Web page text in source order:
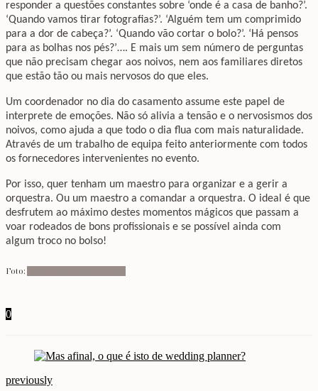
responder a questões constantes sobre ‘onde é a casa de banho?’.
‘Quando vamos tirar fotografias?’. ‘Alguém tem um comprimido
para a dor de cabeça?’. ‘Quando vão cortar o bolo?’. ‘Há pensos
para as bolhas nos pés?’…. E mais um sem número de perguntas
que não precisam chegar aos noivos, nem aos familiares diretos
que estão tão ou mais nervosos do que eles.
Um coordenador no dia do casamento assume este papel de
interprete de emoções. Não só alivia a tensão e o nervosismos dos
noivos, como ajuda a que todo o dia flua com mais naturalidade.
Através de um trabalho de equipa feito anteriormente com todos
os fornecedores intervenientes no evento.
Por isso, quer tenham um maestro para organizar e a gerir a
orquestra. Ou um maestro a comandar a orquestra. O ideal é que
desfrutem ao máximo destes momentos mágicos que passam a
voar rodeados de bons profissionais e se possível ainda com
algum troco no bolso!
Foto:
0
previously